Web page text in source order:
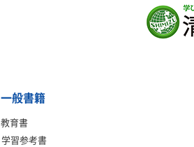
一般書籍
教育書
学習参考書